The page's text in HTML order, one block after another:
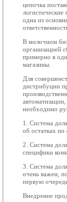
цепочка
одна из
В молочном
организацией
примерно в
магазины.
Для
дистрибуции
необходимо
1. Система
об остатках
2. Система
специфики
3. Система
очень важен,
первую
Внедрение